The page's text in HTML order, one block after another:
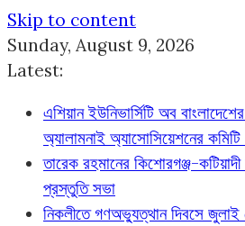
Skip to content
Sunday, August 9, 2026
Latest:
এশিয়ান ইউনিভার্সিটি অব
অ্যালামনাই অ্যাসোসিয়েশনের
তারেক রহমানের কিশোরগঞ্জ-
প্রস্তুতি সভা
নিকলীতে গণঅভ্যুত্থান দিবসে জুলাই